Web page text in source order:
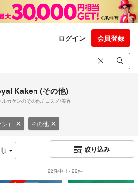
ログイン 会員登録
Kaken (その他)
ルカケンのその他 / コスメ/美容
） その他
絞り込み
22件中 1 - 22件